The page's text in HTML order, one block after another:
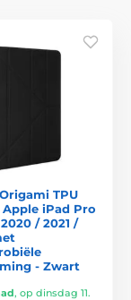
TPU
Apple iPad Pro
2020 / 2021 /
- Zwart
, op dinsdag 11.